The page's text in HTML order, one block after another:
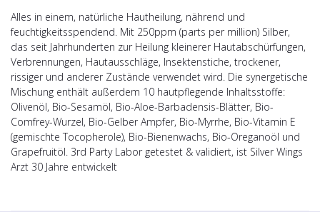
Alles in einem, natürliche Hautheilung, nährend und
feuchtigkeitsspendend. Mit 250ppm (parts per million) Silber,
das seit Jahrhunderten zur Heilung kleinerer Hautabschürfungen,
Verbrennungen, Hautausschläge, Insektenstiche, trockener,
rissiger und anderer Zustände verwendet wird. Die synergetische
Mischung enthält außerdem 10 hautpflegende Inhaltsstoffe:
Olivenöl, Bio-Sesamöl, Bio-Aloe-Barbadensis-Blätter, Bio-
Comfrey-Wurzel, Bio-Gelber Ampfer, Bio-Myrrhe, Bio-Vitamin E
(gemischte Tocopherole), Bio-Bienenwachs, Bio-Oreganoöl und
Grapefruitöl. 3rd Party Labor getestet & validiert, ist Silver Wings
Arzt 30 Jahre entwickelt